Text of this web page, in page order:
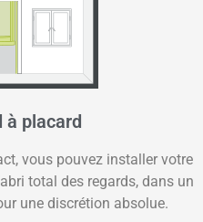
à placard
vous pouvez installer votre
total des regards, dans un
une discrétion absolue.